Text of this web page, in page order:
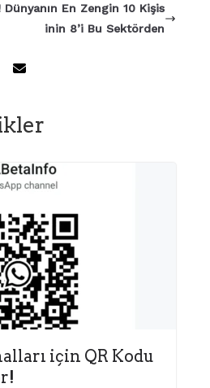
En Zengin 10 Kişis
inin 8’i Bu Sektörden
için QR Kodu